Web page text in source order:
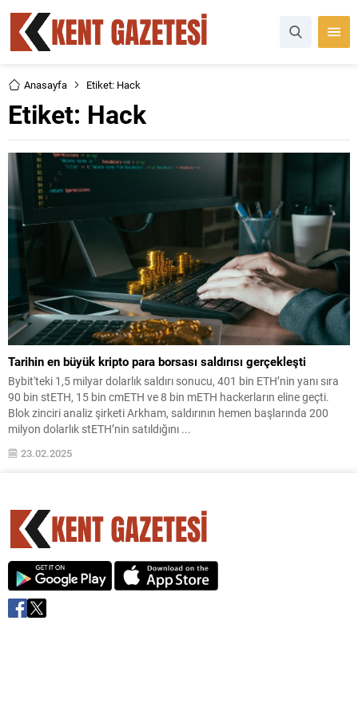
Anasayfa Etiket: Hack
Etiket: Hack
Tarihin en büyük kripto para borsası saldırısı gerçekleşti
Bybit'teki 1,5 milyar dolarlık saldırı sonucu, 401 bin ETH’nin yanı sıra
90 bin stETH, 15 bin cmETH ve 8 bin mETH hackerların eline geçti.
Blok zinciri analiz şirketi Arkham, saldırının hemen başlarında 200
milyon dolarlık stETH’nin satıldığını ...
23.02.2025